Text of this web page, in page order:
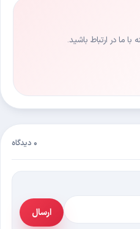
با ما در ارتباط باشید.
۰ دیدگاه
ارسال